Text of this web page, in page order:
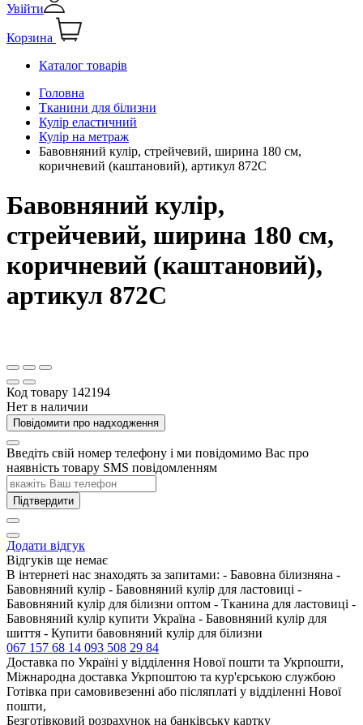
Увійти
Корзина
Каталог товарів
Головна
Тканини для білизни
Кулір еластичний
Кулір на метраж
Бавовняний кулір, стрейчевий, ширина 180 см,
коричневий (каштановий), артикул 872С
Бавовняний кулір,
стрейчевий, ширина 180 см,
коричневий (каштановий),
артикул 872С
Код товару 142194
Нет в наличии
Повідомити про надходження
Введіть свій номер телефону і ми повідомимо Вас про
наявність товару SMS повідомленням
Підтвердити
Додати відгук
Відгуків ще немає
В інтернеті нас знаходять за запитами: - Бавовна білизняна -
Бавовняний кулір - Бавовняний кулір для ластовиці -
Бавовняний кулір для білизни оптом - Тканина для ластовиці -
Бавовняний кулір купити Україна - Бавовняний кулір для
шиття - Купити бавовняний кулір для білизни
067 157 68 14 093 508 29 84
Доставка по Україні у відділення Нової пошти та Укрпошти,
Міжнародна доставка Укрпоштою та кур'єрською службою
Готівка при самовивезенні або післяплаті у відділенні Нової
пошти,
Безготівковий розрахунок на банківську картку